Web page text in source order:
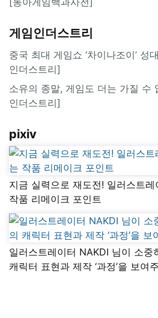
게임인더스트리
중국 최대 게임쇼 ‘차이나조이’ 성
인더스트리]
소유의 종말, 게임도 더는 가질 수
인더스트리]
pixiv
지금 실력으로 재도전! 일러스트
작품 리메이크 포인트
일러스트레이터 NAKDI 님이 소중
캐릭터 표현과 제작 ‘과정’을 보여